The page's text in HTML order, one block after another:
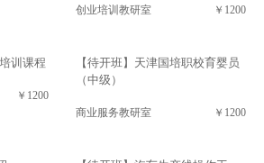
创业培训教研室 ￥1200
训课程
￥1200
【待开班】天津国培职校育婴员
（中级）
商业服务教研室 ￥1200